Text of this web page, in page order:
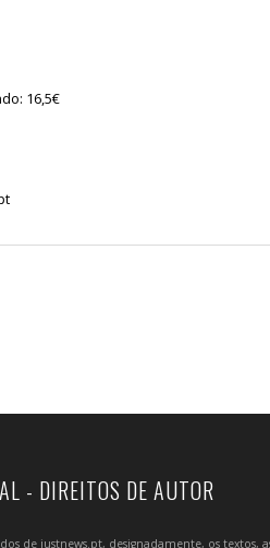
16,5€
- DIREITOS DE AUTOR
de justnews.pt, designadamente, os textos,